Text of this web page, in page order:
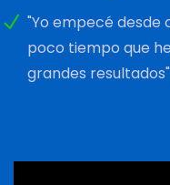
"Yo empecé desde
poco tiempo que
grandes resultados"